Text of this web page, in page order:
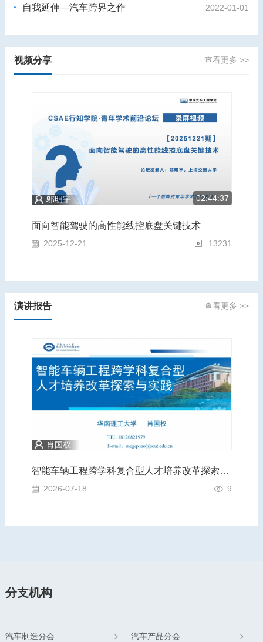
自我延伸—汽车跨界之作 2022-01-01
视频分享 查看更多 >>
邬明宇 02:44:37
面向智能驾驶的高性能线控底盘关键技术
2025-12-21 13231
演讲报告 查看更多 >>
肖国权
智能车辆工程跨学科复合型人才培养改革探索与实践
2026-07-18 9
分支机构
汽车制造分会 汽车产品分会